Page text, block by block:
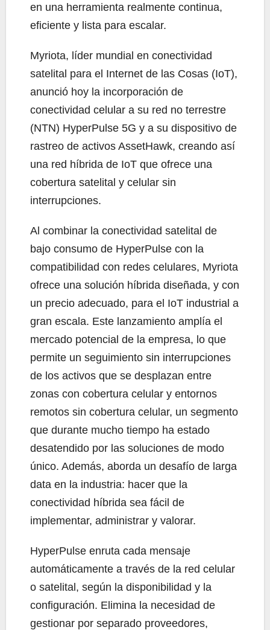
en una herramienta realmente continua,
eficiente y lista para escalar.
Myriota, líder mundial en conectividad
satelital para el Internet de las Cosas (IoT),
anunció hoy la incorporación de
conectividad celular a su red no terrestre
(NTN) HyperPulse 5G y a su dispositivo de
rastreo de activos AssetHawk, creando así
una red híbrida de IoT que ofrece una
cobertura satelital y celular sin
interrupciones.
Al combinar la conectividad satelital de
bajo consumo de HyperPulse con la
compatibilidad con redes celulares, Myriota
ofrece una solución híbrida diseñada, y con
un precio adecuado, para el IoT industrial a
gran escala. Este lanzamiento amplía el
mercado potencial de la empresa, lo que
permite un seguimiento sin interrupciones
de los activos que se desplazan entre
zonas con cobertura celular y entornos
remotos sin cobertura celular, un segmento
que durante mucho tiempo ha estado
desatendido por las soluciones de modo
único. Además, aborda un desafío de larga
data en la industria: hacer que la
conectividad híbrida sea fácil de
implementar, administrar y valorar.
HyperPulse enruta cada mensaje
automáticamente a través de la red celular
o satelital, según la disponibilidad y la
configuración. Elimina la necesidad de
gestionar por separado proveedores,